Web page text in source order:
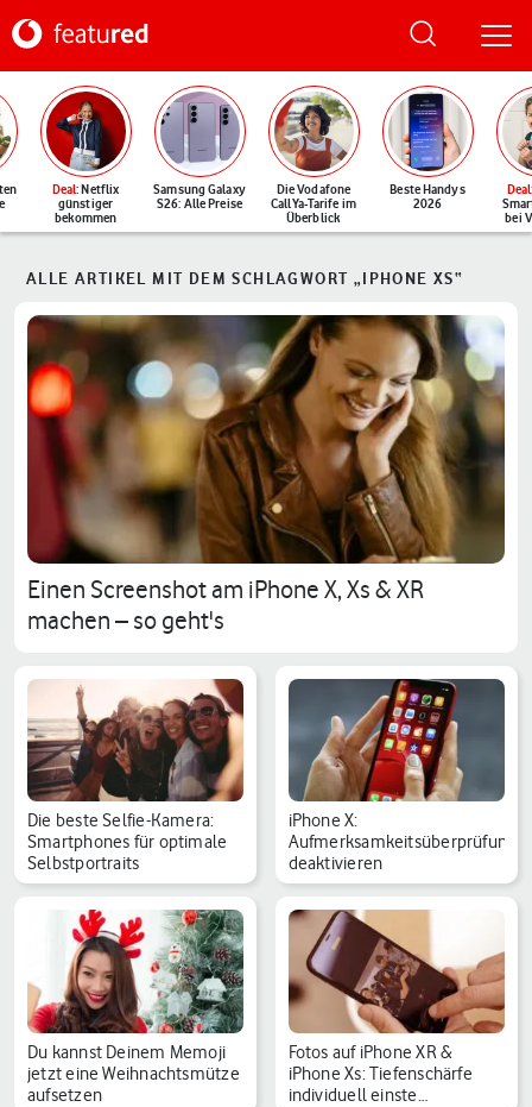
Deal: Netflix
günstiger
bekommen
Samsung Galaxy
S26: Alle Preise
Die Vodafone
CallYa-Tarife im
Überblick
Beste Handys
2026
Deal
bei
ALLE ARTIKEL MIT DEM SCHLAGWORT „IPHONE XS“
Einen Screenshot am iPhone X, Xs & XR
machen – so geht's
Die beste Selfie-Kamera:
Smartphones für optimale
Selbstportraits
iPhone X:
Aufmerksamkeitsüberprüfung
deaktivieren
Du kannst Deinem Memoji
jetzt eine Weihnachtsmütze
aufsetzen
Fotos auf iPhone XR &
iPhone Xs: Tiefenschärfe
individuell einste…